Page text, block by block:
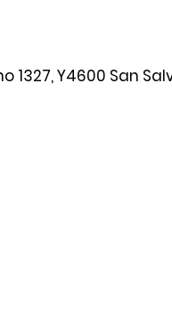
1327, Y4600 San